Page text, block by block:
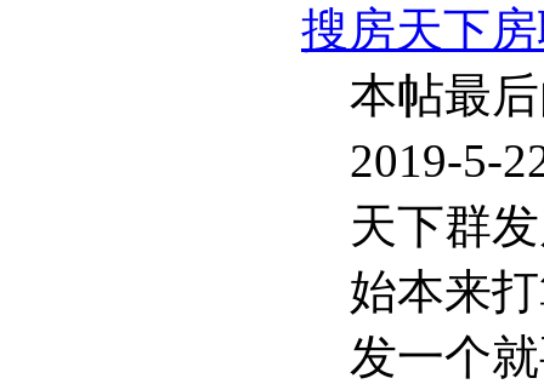
搜房天下
本帖最
2019-5-
天下群
始本来
发一个